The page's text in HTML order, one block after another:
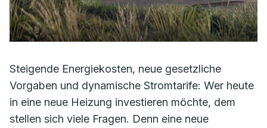
Steigende Energiekosten, neue gesetzliche
Vorgaben und dynamische Stromtarife: Wer heute
in eine neue Heizung investieren möchte, dem
stellen sich viele Fragen. Denn eine neue